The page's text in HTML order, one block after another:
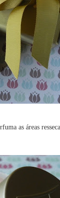
as áreas